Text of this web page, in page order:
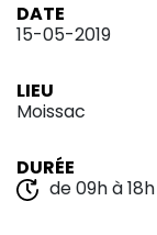
DATE
15-05-2019
LIEU
Moissac
DURÉE
de 09h à 18h